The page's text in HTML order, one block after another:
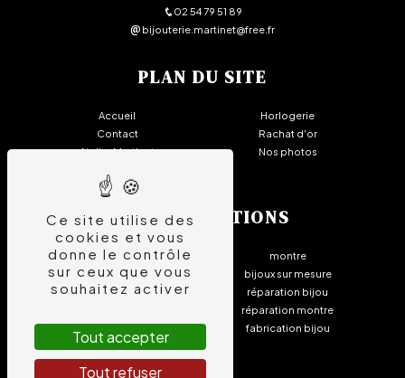
02 54 79 51 89
bijouterie.martinet@free.fr
PLAN DU SITE
Accueil
Contact
Atelier Martinet
Horlogerie
Rachat d'or
Nos photos
NOS PRESTATIONS
bijouterie
joaillerie
rachat or
bague
montre
bijoux sur mesure
réparation bijou
réparation montre
fabrication bijou
Ce site utilise des
cookies et vous
donne le contrôle
sur ceux que vous
souhaitez activer
Tout accepter
Tout refuser